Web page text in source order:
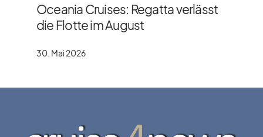
Oceania Cruises: Regatta verlässt
die Flotte im August
30. Mai 2026